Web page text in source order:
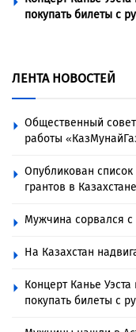
покупать билеты с
ЛЕНТА НОВОСТЕЙ
Общественный
работы
Опубликован
грантов в Казахстане
Мужчина сорвался с
На Казахстан
Концерт Канье
покупать билеты с